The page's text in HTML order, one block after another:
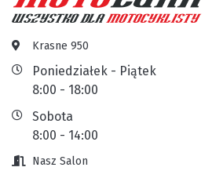
Krasne 950
Poniedziałek - Piątek
8:00 - 18:00
Sobota
8:00 - 14:00
Nasz Salon